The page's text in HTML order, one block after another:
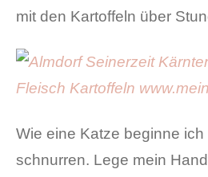
mit den Kartoffeln über
Wie eine Katze beginne ich
schnurren. Lege mein